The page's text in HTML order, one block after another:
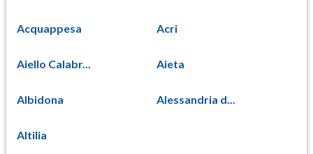
Acquappesa Acri
Aiello Calabr... Aieta
Albidona Alessandria d...
Altilia